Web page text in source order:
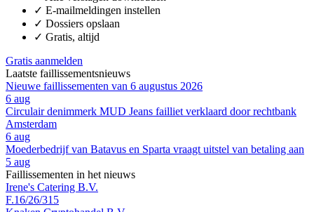
✓ E-mailmeldingen instellen
✓ Dossiers opslaan
✓ Gratis, altijd
Gratis aanmelden
Laatste faillissementsnieuws
Nieuwe faillissementen van 6 augustus 2026
6 aug
Circulair denimmerk MUD Jeans failliet verklaard door rechtbank
Amsterdam
6 aug
Moederbedrijf van Batavus en Sparta vraagt uitstel van betaling aan
5 aug
Faillissementen in het nieuws
Irene's Catering B.V.
F.16/26/315